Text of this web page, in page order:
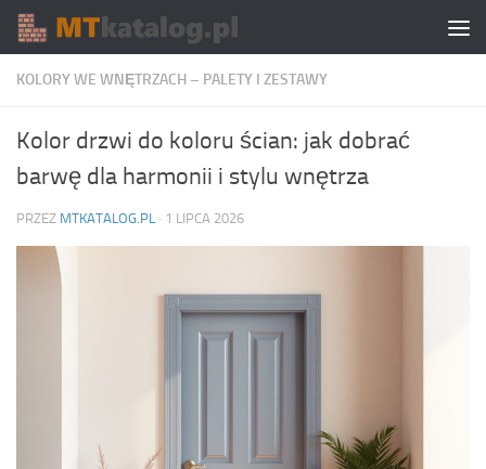
Skip to content
KOLORY WE WNĘTRZACH – PALETY I ZESTAWY
Kolor drzwi do koloru ścian: jak dobrać
barwę dla harmonii i stylu wnętrza
PRZEZ MTKATALOG.PL · 1 LIPCA 2026